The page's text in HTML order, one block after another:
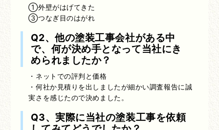
①外壁がはげてきた
③つなぎ目のはがれ
Q2、他の塗装工事会社がある中
で、何が決め手となって当社にき
められましたか？
・ネットでの評判と価格
・何社か見積りを出しましたが細かい調査報告に誠
実さを感じたので決めました。
Q3、実際に当社の塗装工事を依頼